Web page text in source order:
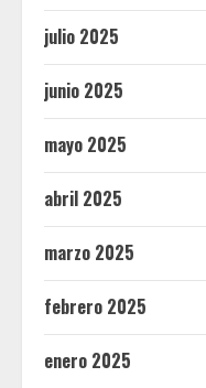
julio 2025
junio 2025
mayo 2025
abril 2025
marzo 2025
febrero 2025
enero 2025